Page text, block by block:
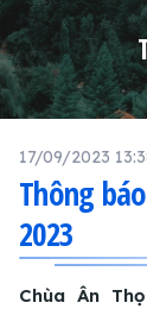
17/09/2023
Thông
2023
Chùa Ân